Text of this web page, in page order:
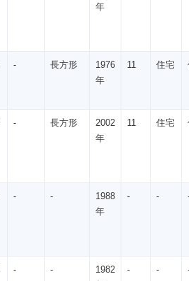
年
- 長方形
1976
年
11 住宅
- 長方形
2002
年
11 住宅
- -
1988
年
- -
- -
1982
- -